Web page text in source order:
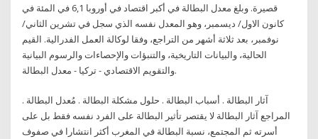
قصيرة. وبلغ معدل البطالة في أكبر اقتصاد في أوروبا 6,1 في المئة في
كانون الاول/ ديسمبر، وهو المعدل نفسه الذي سجل في تشرين الثاني/
نوفمبر، بعد ثلاثة أشهر من التراجع، وفقا لوكالة العمل الفدرالية. القيم
الحالية، والبيانات التاريخية، والتنبؤات والإحصاءات والرسوم البيانية
والتقويم الاقتصادي - تركيا - معدل البطالة.
آثار البطالة . أسباب البطالة . حلول مشكلة البطالة . مُعدل البطالة .
المراجع آثار البطالة لا يقتصر تأثير البطالة على الفرد نفسه فقط بل على
أسرته ثم المجتمع، نسبة البطالة في المغرب أكثر انتشارا في صفوف